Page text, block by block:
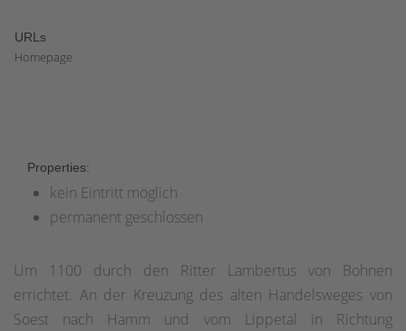
URLs
Homepage
Properties:
kein Eintritt möglich
permanent geschlossen
Um 1100 durch den Ritter Lambertus von Bohnen
errichtet. An der Kreuzung des alten Handelsweges von
Soest nach Hamm und vom Lippetal in Richtung